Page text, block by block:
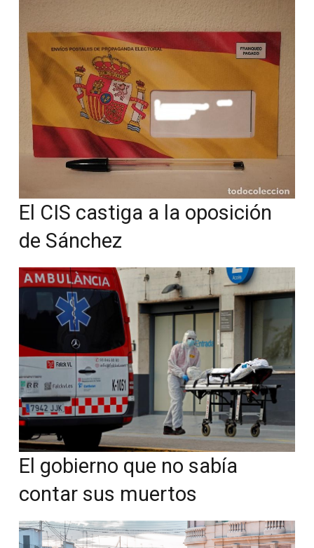
El CIS castiga a la oposición
de Sánchez
El gobierno que no sabía
contar sus muertos